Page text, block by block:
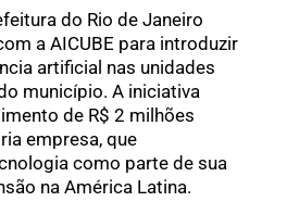
do Rio de Janeiro
a AICUBE para introduzir
artificial nas unidades
município. A iniciativa
de R$ 2 milhões
empresa, que
como parte de sua
na América Latina.